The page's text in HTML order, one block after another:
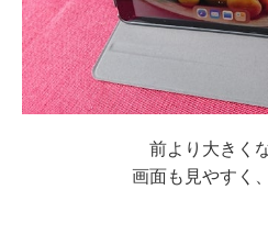
前より大きく
画面も見やすく